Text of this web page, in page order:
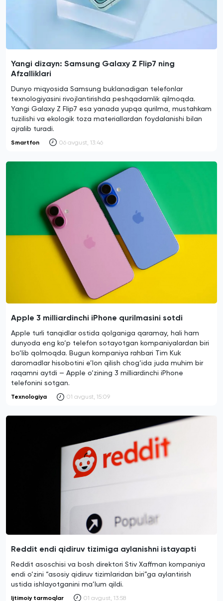
Yangi dizayn: Samsung Galaxy Z Flip7 ning
Afzalliklari
Dunyo miqyosida Samsung buklanadigan telefonlar
texnologiyasini rivojlantirishda peshqadamlik qilmoqda.
Yangi Galaxy Z Flip7 esa yanada yupqa qurilma, mustahkam
tuzilishi va ekologik toza materiallardan foydalanishi bilan
ajralib turadi.
Smartfon 06 avgust, 13:46
Apple 3 milliardinchi iPhone qurilmasini sotdi
Apple turli tanqidlar ostida qolganiga qaramay, hali ham
dunyoda eng ko‘p telefon sotayotgan kompaniyalardan biri
bo‘lib qolmoqda. Bugun kompaniya rahbari Tim Kuk
daromadlar hisobotini e’lon qilish chog‘ida juda muhim bir
raqamni aytdi — Apple o‘zining 3 milliardinchi iPhone
telefonini sotgan.
Texnologiya 01 avgust, 15:09
Reddit endi qidiruv tizimiga aylanishni istayapti
Reddit asoschisi va bosh direktori Stiv Xaffman kompaniya
endi o‘zini “asosiy qidiruv tizimlaridan biri”ga aylantirish
ustida ishlayotganini ma’lum qildi.
Ijtimoiy tarmoqlar 01 avgust, 13:58